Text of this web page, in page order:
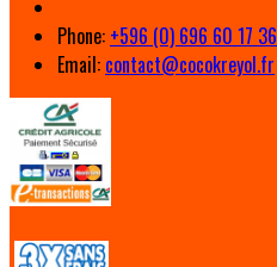
Phone: +596 (0) 696 60 17 36
Email: contact@cocokreyol.fr